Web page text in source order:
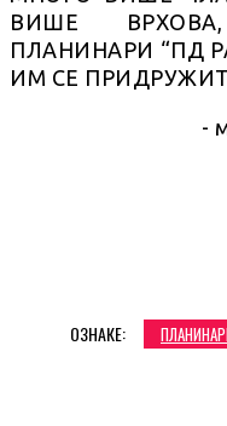
ВИШЕ
ПЛАНИНАРИ “ПД
ИМ СЕ
-
ОЗНАКЕ: